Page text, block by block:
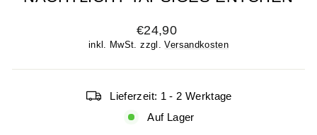
Normaler
Preis
€24,90
inkl. MwSt. zzgl.Versandkosten
Lieferzeit: 1 - 2 Werktage
Auf Lager